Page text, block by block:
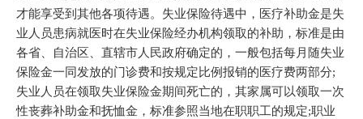
才能享受到其他各项待遇。失业保险待遇中，医疗补助金是失
业人员患病就医时在失业保险经办机构领取的补助，标准是由
各省、自治区、直辖市人民政府确定的，一般包括每月随失业
保险金一同发放的门诊费和按规定比例报销的医疗费两部分;
失业人员在领取失业保险金期间死亡的，其家属可以领取一次
性丧葬补助金和抚恤金，标准参照当地在职职工的规定;职业